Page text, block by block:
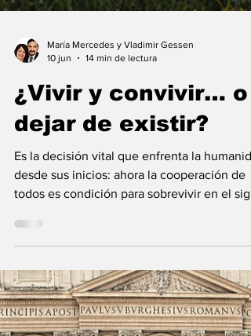
María Mercedes y Vladimir Gessen
10 jun
14 min de lectura
¿Vivir y convivir… o
Es la decisión vital que enfrenta la
desde sus inicios: ahora la cooperación de
todos es condición para sobrevivir en el
21